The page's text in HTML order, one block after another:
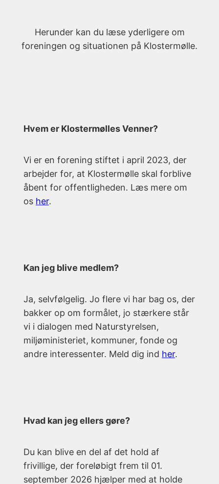
Herunder kan du læse yderligere om
foreningen og situationen på Klostermølle.
Hvem er Klostermølles Venner?
Vi er en forening stiftet i april 2023, der
arbejder for, at Klostermølle skal forblive
åbent for offentligheden. Læs mere om
os her.
Kan jeg blive medlem?
Ja, selvfølgelig. Jo flere vi har bag os, der
bakker op om formålet, jo stærkere står
vi i dialogen med Naturstyrelsen,
miljøministeriet, kommuner, fonde og
andre interessenter. Meld dig ind her.
Hvad kan jeg ellers gøre?
Du kan blive en del af det hold af
frivillige, der foreløbigt frem til 01.
september 2026 hjælper med at holde